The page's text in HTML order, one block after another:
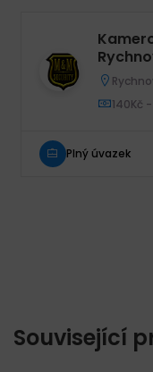
140Kč
Plný úvazek
Související